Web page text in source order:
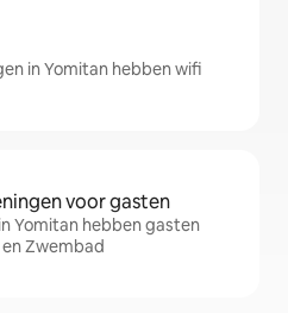
in Yomitan hebben wifi
voor gasten
Yomitan hebben gasten
Zwembad